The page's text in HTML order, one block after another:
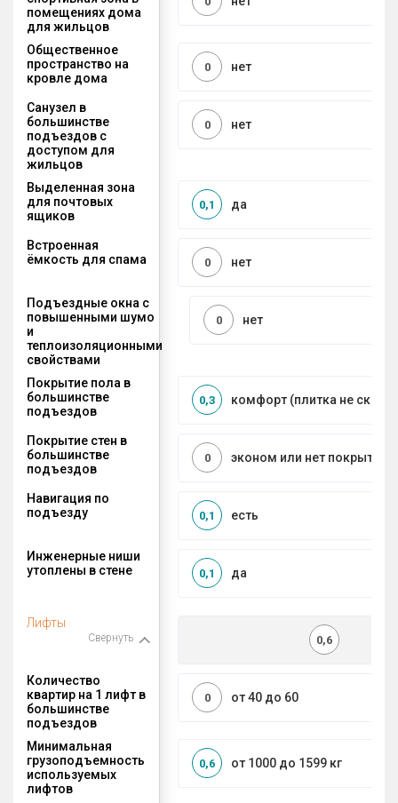
помещениях дома
для жильцов
Общественное
пространство на
кровле дома
нет
0
Санузел в
большинстве
подъездов с
доступом для
жильцов
нет
0
Выделенная зона
для почтовых
ящиков
да
0,1
Встроенная
ёмкость для спама
нет
0
Подъездные окна с
повышенными шумо
и
теплоизоляционными
свойствами
нет
0
Покрытие пола в
большинстве
подъездов
комфорт (плитка не
0,3
Покрытие стен в
большинстве
подъездов
эконом или нет покрытия
0
Навигация по
подъезду
есть
0,1
Инженерные ниши
утоплены в стене
да
0,1
Лифты
Свернуть 0,6
Количество
квартир на 1 лифт в
большинстве
подъездов
от 40 до 60
0
Минимальная
грузоподъемность
используемых
лифтов
от 1000 до 1599 кг
0,6